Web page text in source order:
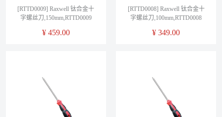
[RTTD0009] Raxwell 钛合金十
字螺丝刀,150mm,RTTD0009
¥ 459.00
[RTTD0008] Raxwell 钛合金十
字螺丝刀,100mm,RTTD0008
¥349.00